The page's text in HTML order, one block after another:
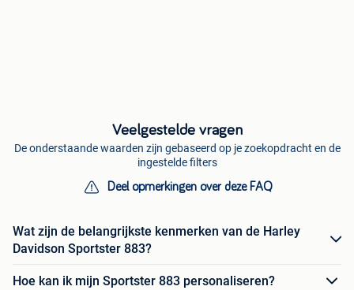
Veelgestelde vragen
De onderstaande waarden zijn gebaseerd op je zoekopdracht en de
ingestelde filters
Deel opmerkingen over deze FAQ
Wat zijn de belangrijkste kenmerken van de Harley
Davidson Sportster 883?
Hoe kan ik mijn Sportster 883 personaliseren?